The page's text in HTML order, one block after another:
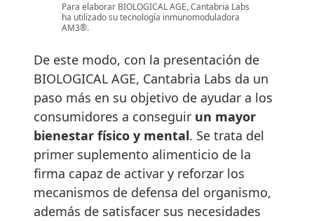
Para elaborar BIOLOGICAL AGE, Cantabria Labs
ha utilizado su tecnología inmunomoduladora
AM3®.
De este modo, con la presentación de
BIOLOGICAL AGE, Cantabria Labs da un
paso más en su objetivo de ayudar a los
consumidores a conseguir un mayor
bienestar físico y mental. Se trata del
primer suplemento alimenticio de la
firma capaz de activar y reforzar los
mecanismos de defensa del organismo,
además de satisfacer sus necesidades